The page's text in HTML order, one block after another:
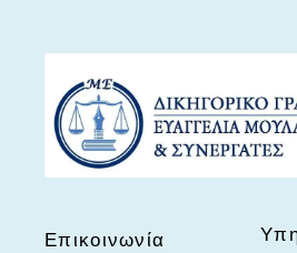
Επικοινωνία